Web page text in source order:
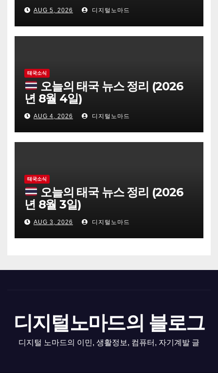
AUG 5, 2026 디지털노마드
태국소식
오늘의 태국 뉴스 정리 (2026
년 8월 4일)
AUG 4, 2026 디지털노마드
태국소식
오늘의 태국 뉴스 정리 (2026
년 8월 3일)
AUG 3, 2026 디지털노마드
디지털노마드의 블로그
디지털 노마드의 이민, 생활정보, 컴퓨터, 자기계발 글